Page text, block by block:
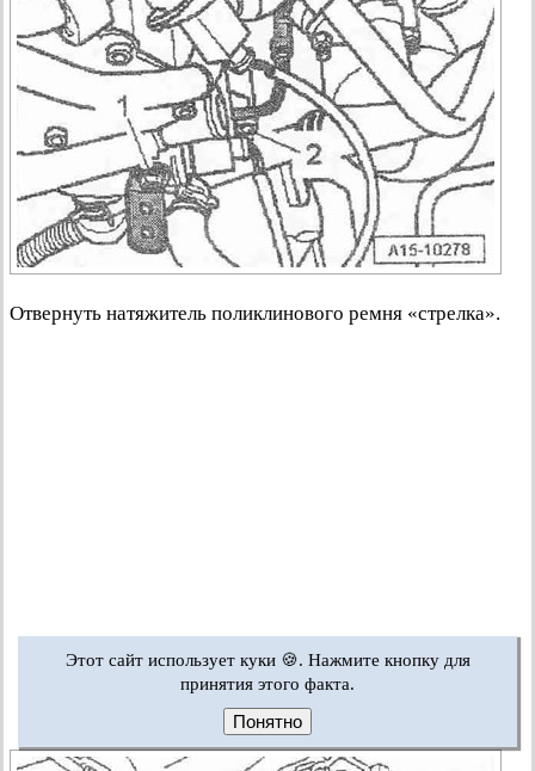
Отвернуть натяжитель поликлинового ремня «стрелка».
Этот сайт использует куки 🍪. Нажмите кнопку для
принятия этого факта.
Понятно